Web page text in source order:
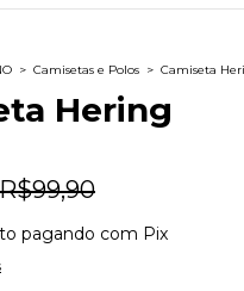
> Camisetas e Polos > Camiseta
Hering
R$99,90
pagando com Pix